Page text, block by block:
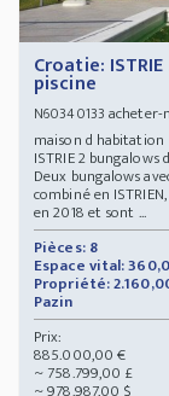
Croatie:
piscine
N60340133 acheter-
maison d habitation
ISTRIE 2
Deux bungalows
combiné en
en 2018 et sont ...
Pièces: 8
Espace vital:
Propriété:
Pazin
Prix:
885.000,00 €
~ 758.799,00 £